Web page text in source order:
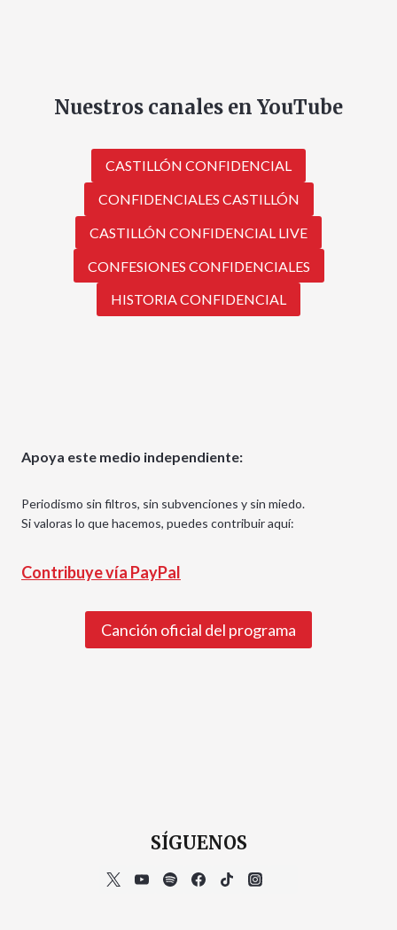
Nuestros canales en YouTube
CASTILLÓN CONFIDENCIAL
CONFIDENCIALES CASTILLÓN
CASTILLÓN CONFIDENCIAL LIVE
CONFESIONES CONFIDENCIALES
HISTORIA CONFIDENCIAL
Apoya este medio independiente:
Periodismo sin filtros, sin subvenciones y sin miedo.
Si valoras lo que hacemos, puedes contribuir aquí:
Contribuye vía PayPal
Canción oficial del programa
SÍGUENOS